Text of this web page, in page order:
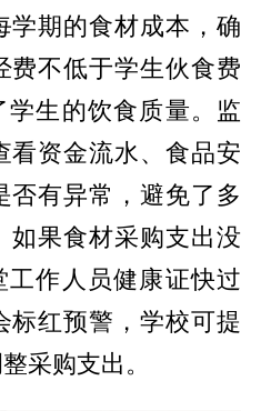
学期的食材成本，确
费不低于学生伙食费
学生的饮食质量。监
看资金流水、食品安
否有异常，避免了多
如果食材采购支出没
工作人员健康证快过
标红预警，学校可提
采购支出。